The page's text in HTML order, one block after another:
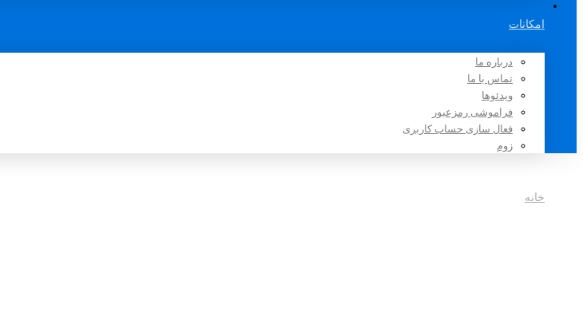
امکانات
درباره ما
تماس با ما
ویدئوها
فراموشی رمزعبور
فعال سازی حساب کاربری
زوم
خانه